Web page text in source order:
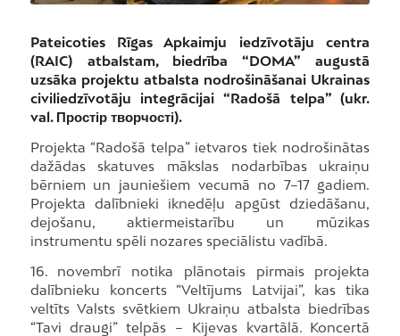
Pateicoties Rīgas Apkaimju iedzīvotāju centra
(RAIC) atbalstam, biedrība “DOMA” augustā
uzsāka projektu atbalsta nodrošināšanai Ukrainas
civiliedzīvotāju integrācijai “Radošā telpa” (ukr.
val. Простір творчості).
Projekta “Radošā telpa” ietvaros tiek nodrošinātas
dažādas skatuves mākslas nodarbības ukraiņu
bērniem un jauniešiem vecumā no 7–17 gadiem.
Projekta dalībnieki iknedēļu apgūst dziedāšanu,
dejošanu, aktiermeistarību un mūzikas
instrumentu spēli nozares speciālistu vadībā.
16. novembrī notika plānotais pirmais projekta
dalībnieku koncerts “Veltījums Latvijai”, kas tika
veltīts Valsts svētkiem Ukraiņu atbalsta biedrības
“Tavi draugi” telpās – Kijevas kvartālā. Koncertā